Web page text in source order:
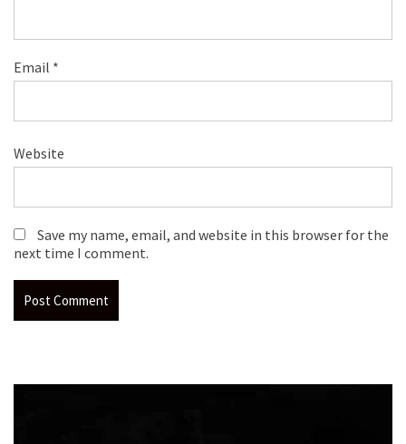
Email *
Website
Save my name, email, and website in this browser for the
next time I comment.